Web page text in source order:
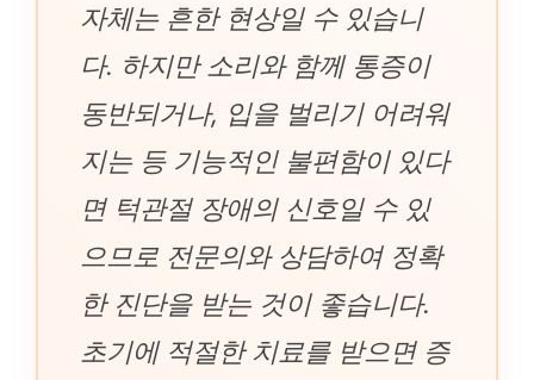
자체는 흔한 현상일 수 있습니
다. 하지만 소리와 함께 통증이
동반되거나, 입을 벌리기 어려워
지는 등 기능적인 불편함이 있다
면 턱관절 장애의 신호일 수 있
으므로 전문의와 상담하여 정확
한 진단을 받는 것이 좋습니다.
초기에 적절한 치료를 받으면 증